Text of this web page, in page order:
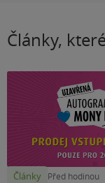
Články,
Články Před hodinou